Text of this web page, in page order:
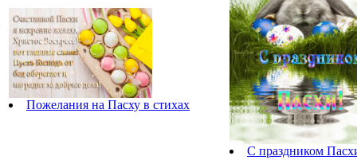
Пожелания на Пасху в стихах
С праздником